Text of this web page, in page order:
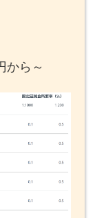
から～